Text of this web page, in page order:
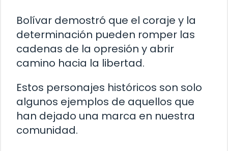
Bolívar demostró que el coraje y la
determinación pueden romper las
cadenas de la opresión y abrir
camino hacia la libertad.
Estos personajes históricos son solo
algunos ejemplos de aquellos que
han dejado una marca en nuestra
comunidad.